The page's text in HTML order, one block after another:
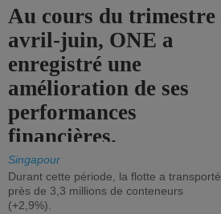
Au cours du trimestre
avril-juin, ONE a
enregistré une
amélioration de ses
performances
financières.
Singapour
Durant cette période, la flotte a transporté
près de 3,3 millions de conteneurs
(+2,9%).